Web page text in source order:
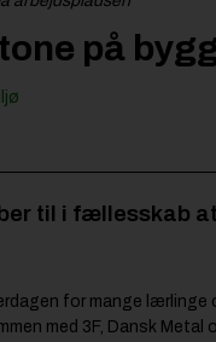
på
til i fællesskab
for mange
med 3F, Dansk Metal